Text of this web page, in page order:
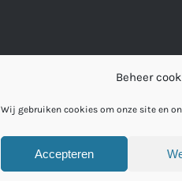
Beheer
Wij gebruiken cookies om onze site en
Accepteren